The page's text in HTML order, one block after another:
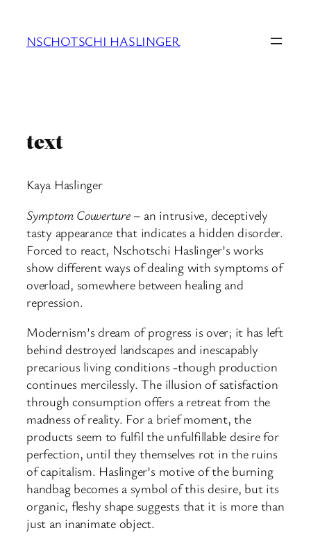
springen
NSCHOTSCHI HASLINGER
text
Kaya Haslinger
Symptom Couverture– an intrusive, deceptively
tasty appearance that indicates a hidden disorder.
Forced to react, Nschotschi Haslinger’s works
show different ways of dealing with symptoms of
overload, somewhere between healing and
repression.
Modernism’s dream of progress is over; it has left
behind destroyed landscapes and inescapably
precarious living conditions -though production
continues mercilessly. The illusion of satisfaction
through consumption offers a retreat from the
madness of reality. For a brief moment, the
products seem to fulfil the unfulfillable desire for
perfection, until they themselves rot in the ruins
of capitalism. Haslinger’s motive of the burning
handbag becomes a symbol of this desire, but its
organic, fleshy shape suggests that it is more than
just an inanimate object.